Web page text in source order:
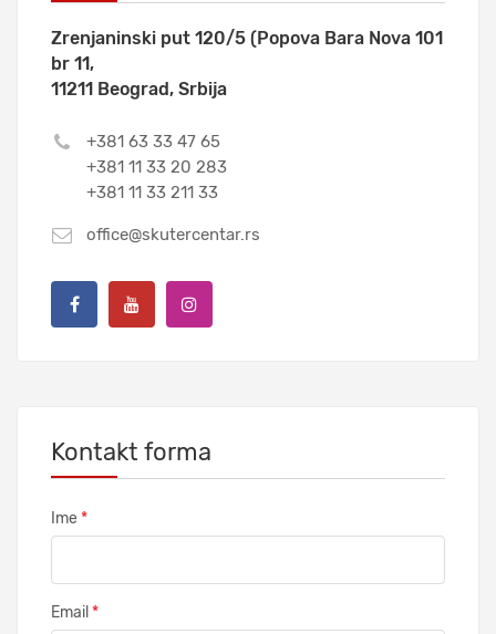
Zrenjaninski put 120/5 (Popova Bara Nova 101
br 11,
11211 Beograd, Srbija
+381 63 33 47 65
+381 11 33 20 283
+381 11 33 211 33
office@skutercentar.rs
Kontakt forma
Ime*
Email *